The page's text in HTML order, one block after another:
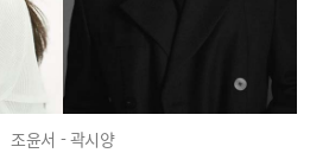
조윤서 - 곽시양